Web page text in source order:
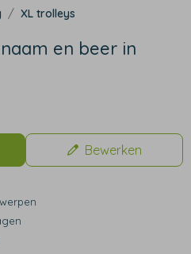
XL trolleys
en beer in
Bewerken